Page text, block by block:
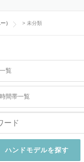
ネイル検定道コラム
） > 未分類